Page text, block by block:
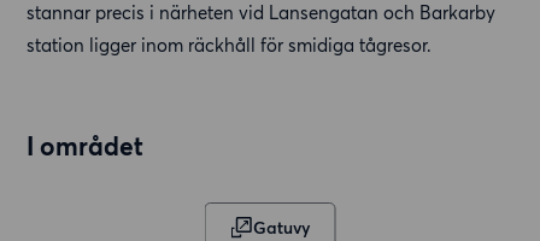
stannar precis i närheten vid Lansengatan och Barkarby
station ligger inom räckhåll för smidiga tågresor.
I området
Gatuvy